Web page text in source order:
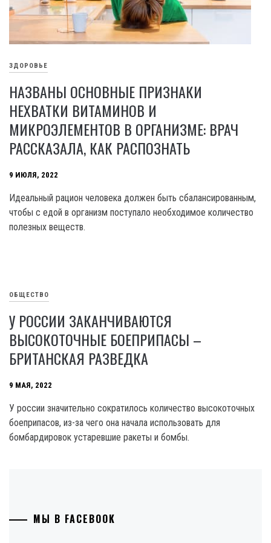
ЗДОРОВЬЕ
НАЗВАНЫ ОСНОВНЫЕ ПРИЗНАКИ
НЕХВАТКИ ВИТАМИНОВ И
МИКРОЭЛЕМЕНТОВ В ОРГАНИЗМЕ: ВРАЧ
РАССКАЗАЛА, КАК РАСПОЗНАТЬ
9 ИЮЛЯ, 2022
Идеальный рацион человека должен быть сбалансированным,
чтобы с едой в организм поступало необходимое количество
полезных веществ.
ОБЩЕСТВО
У РОССИИ ЗАКАНЧИВАЮТСЯ
ВЫСОКОТОЧНЫЕ БОЕПРИПАСЫ –
БРИТАНСКАЯ РАЗВЕДКА
9 МАЯ, 2022
У россии значительно сократилось количество высокоточных
боеприпасов, из-за чего она начала использовать для
бомбардировок устаревшие ракеты и бомбы.
МЫ В FACEBOOK